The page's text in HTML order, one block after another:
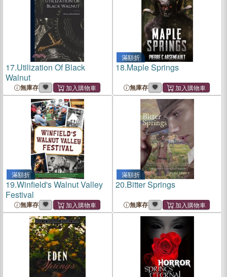
17.Utilization Of Black
Walnut
無庫存
滿額折
18.Maple Springs
無庫存
滿額折
19.Winfield's Walnut Valley
Festival
無庫存
滿額折
20.Bitter Springs
無庫存